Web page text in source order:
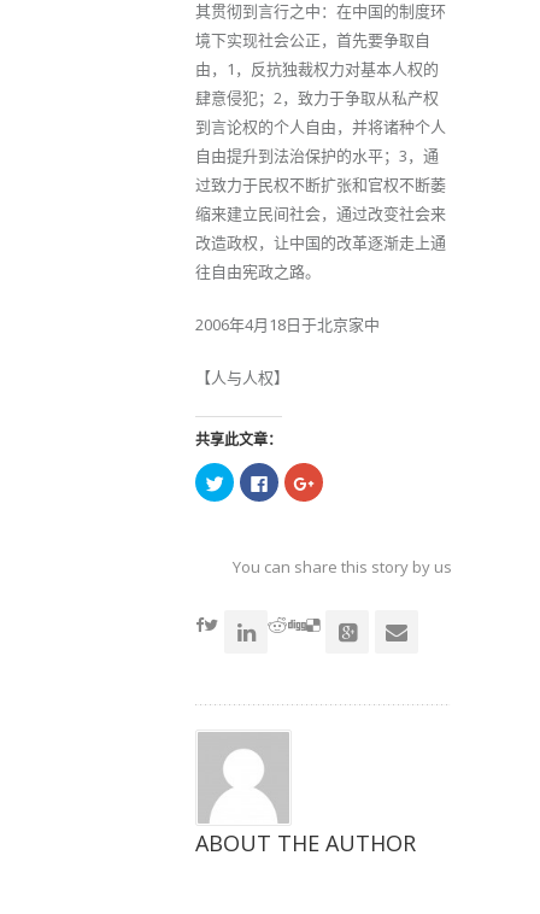
其贯彻到言行之中：在中国的制度环
境下实现社会公正，首先要争取自
由，1，反抗独裁权力对基本人权的
肆意侵犯；2，致力于争取从私产权
到言论权的个人自由，并将诸种个人
自由提升到法治保护的水平；3，通
过致力于民权不断扩张和官权不断萎
缩来建立民间社会，通过改变社会来
改造政权，让中国的改革逐渐走上通
往自由宪政之路。
2006年4月18日于北京家中
【人与人权】
共享此文章：
点
击
共
享
窗
口
点
击
共
享
窗
口
点
击
共
享
窗
口
You can share this story by using your
ABOUT THE AUTHOR